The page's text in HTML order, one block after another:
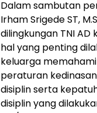
Dalam sambutan
Irham Srigede ST,
dilingkungan TNI AD
hal yang penting
keluarga
peraturan
disiplin serta
disiplin yang